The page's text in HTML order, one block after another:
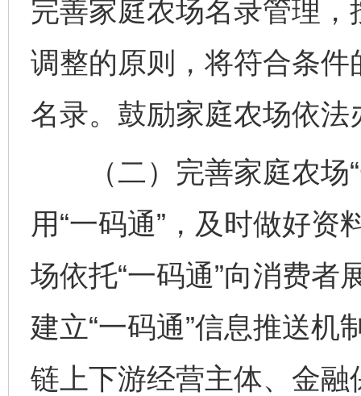
完善家庭农场名录管理
调整的原则，将符合条
名录。鼓励家庭农场依
（二）完善家庭农场“
用“一码通”，及时做好
场依托“一码通”向消费者
建立“一码通”信息推送
链上下游经营主体、金融